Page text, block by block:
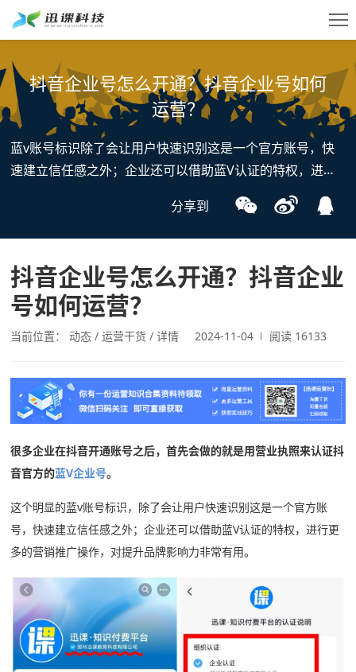
SaaS
工具
价格
关于
下载
动态
知
识
商家登录
咨询我们 >
抖音企业号怎么开通？抖音企业号如何
运营？
蓝v账号标识除了会让用户快速识别这是一个官方账号，快
速建立信任感之外；企业还可以借助蓝V认证的特权，进行
更多的营销推广操作，对提升品牌影响力非常有用。所以抖
音的企业蓝v账号应该如何运营？又有哪些运营技巧呢？
分享到
抖音企业号怎么开通？抖音企业
号如何运营？
当前位置：动态 运营干货 详情 2024-11-04 阅读 16133
很多企业在抖音开通账号之后，首先会做的就是用营业执照来认证抖
音官方的蓝V企业号。
这个明显的蓝v账号标识，除了会让用户快速识别这是一个官方账
号，快速建立信任感之外；企业还可以借助蓝V认证的特权，进行更
多的营销推广操作，对提升品牌影响力非常有用。